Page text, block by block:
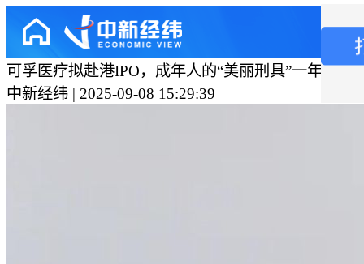
可孚医疗拟赴港IPO，成年人的“美丽刑具”一年卖了
中新经纬 | 2025-09-08 15:29:39